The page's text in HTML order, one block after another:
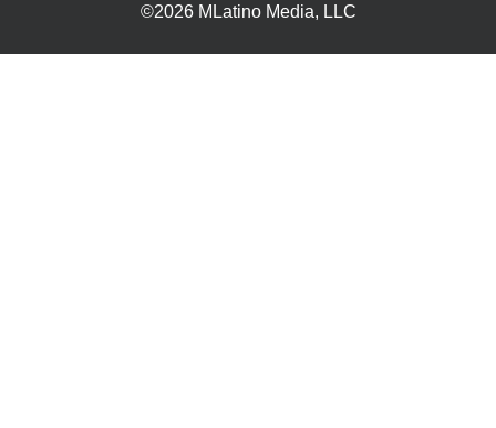
©2026 MLatino Media, LLC